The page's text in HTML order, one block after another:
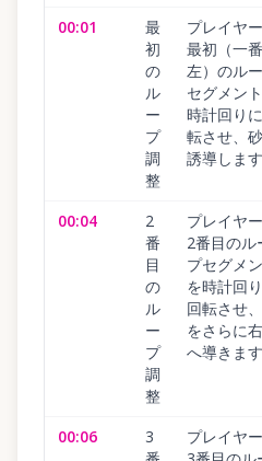
00:01
最
初
の
ル
ー
プ
調
整
プレイヤ
最初（一番
左）のル
セグメン
時計回り
転させ、
誘導します
00:04
2
番
目
の
ル
ー
プ
調
整
プレイヤ
2番目のル
プセグメ
を時計回
回転させ
をさらに
へ導きます
00:06
3
プレイヤ